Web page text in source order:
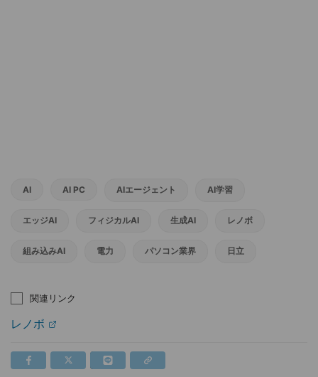
AI AI PC AIエージェント AI学習
エッジAI フィジカルAI 生成AI レノボ
組み込みAI 電力 パソコン業界 日立
関連リンク
レノボ